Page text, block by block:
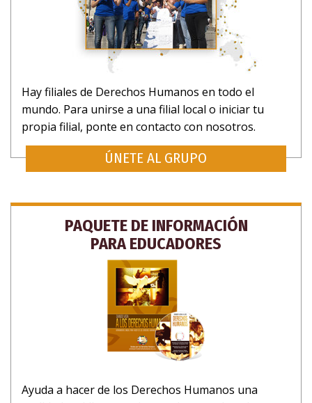
Hay filiales de Derechos Humanos en todo el
mundo. Para unirse a una filial local o iniciar tu
propia filial, ponte en contacto con nosotros.
ÚNETE AL GRUPO
PAQUETE DE INFORMACIÓN
PARA EDUCADORES
Ayuda a hacer de los Derechos Humanos una